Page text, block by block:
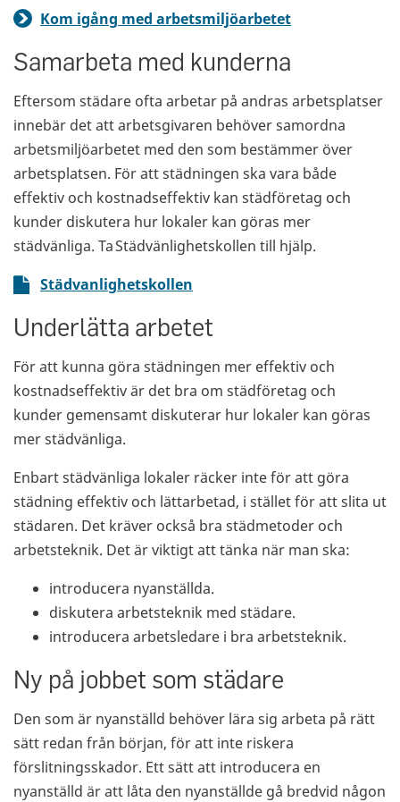
Kom igång med arbetsmiljöarbetet
Samarbeta med kunderna
Eftersom städare ofta arbetar på andras arbetsplatser
innebär det att arbetsgivaren behöver samordna
arbetsmiljöarbetet med den som bestämmer över
arbetsplatsen. För att städningen ska vara både
effektiv och kostnadseffektiv kan städföretag och
kunder diskutera hur lokaler kan göras mer
städvänliga. Ta Städvänlighetskollen till hjälp.
Städvanlighetskollen
Underlätta arbetet
För att kunna göra städningen mer effektiv och
kostnadseffektiv är det bra om städföretag och
kunder gemensamt diskuterar hur lokaler kan göras
mer städvänliga.
Enbart städvänliga lokaler räcker inte för att göra
städning effektiv och lättarbetad, i stället för att slita ut
städaren. Det kräver också bra städmetoder och
arbetsteknik. Det är viktigt att tänka när man ska:
introducera nyanställda.
diskutera arbetsteknik med städare.
introducera arbetsledare i bra arbetsteknik.
Ny på jobbet som städare
Den som är nyanställd behöver lära sig arbeta på rätt
sätt redan från början, för att inte riskera
förslitningsskador. Ett sätt att introducera en
nyanställd är att låta den nyanställde gå bredvid någon